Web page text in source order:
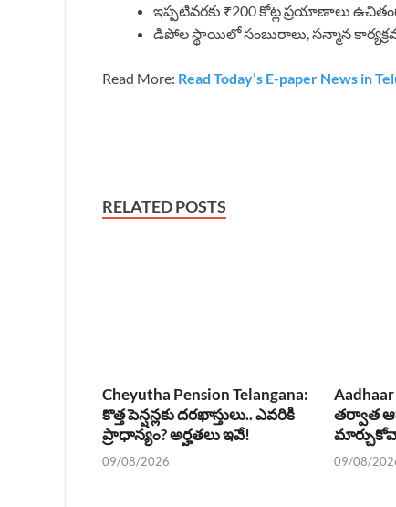
ఇప్పటివరకు ₹200 కోట్ల ప్రయాణాలు
డిపోల స్థాయిలో సంబురాలు, సన్మాన
Read More: Read Today’s E-paper News in
RELATED POSTS
Cheyutha Pension Telangana:
కొత్త పెన్షన్లకు దరఖాస్తులు.. ఎవరికి
ప్రాధాన్యం? అర్హతలు ఇవే!
09/08/2026
Aadhaar
తర్వాత
09/08/